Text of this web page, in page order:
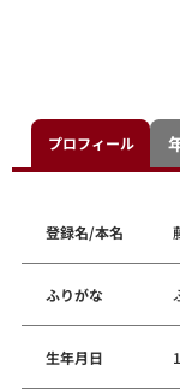
プロフィール
登録名/本名
ふりがな
生年月日